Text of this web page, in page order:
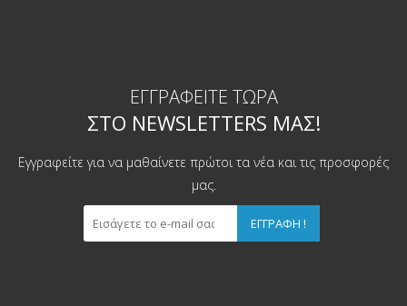
ΕΓΓΡΑΦΕΊΤΕ ΤΏΡΑ
ΣΤΟ NEWSLETTERS ΜΑΣ!
Εγγραφείτε για να μαθαίνετε πρώτοι τα νέα και τις προσφορές
μας.
ΕΓΓΡΑΦΉ !